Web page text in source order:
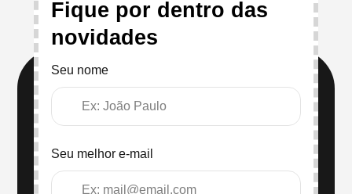
Fique por dentro das
novidades
Seu nome
Seu melhor e-mail